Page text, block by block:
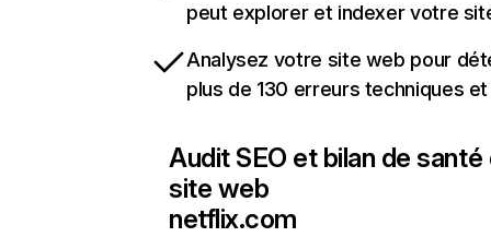
peut explorer et indexer votre
Analysez votre site web pour
plus de 130 erreurs techniques et
Audit SEO et bilan de santé
site web
netflix.com